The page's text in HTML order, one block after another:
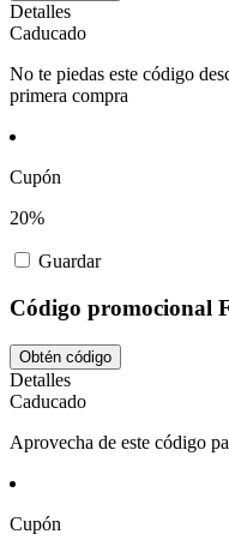
Detalles
Caducado
No te piedas este código
primera compra
Cupón
20%
Guardar
Código promocional
Obtén código
Detalles
Caducado
Aprovecha de este código
Cupón